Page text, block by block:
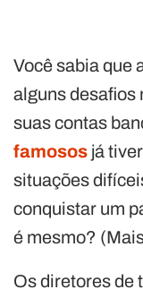
Você sabia que
alguns desafios
suas contas
famosos já
situações
conquistar um
é mesmo?
Os diretores de